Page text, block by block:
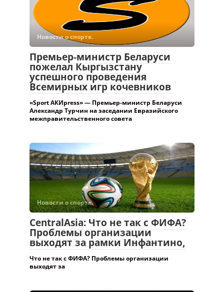
Новости о спорте.
Премьер-министр Беларуси
пожелал Кыргызстану
успешного проведения
Всемирных игр кочевников
«Sport АКИpress» — Премьер-министр Беларуси
Александр Турчин на заседании Евразийского
межправительственного совета
Новости о спорте.
CentralAsia: Что не так с ФИФА?
Проблемы организации
выходят за рамки Инфантино,
Что не так с ФИФА? Проблемы организации
выходят за